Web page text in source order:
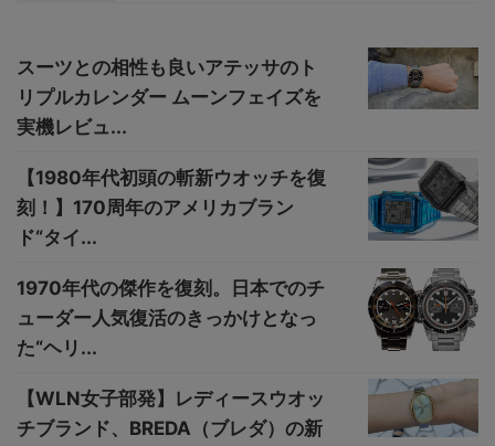
スーツとの相性も良いアテッサのト
リプルカレンダー ムーンフェイズを
実機レビュ...
【1980年代初頭の斬新ウオッチを復
刻！】170周年のアメリカブラン
ド“タイ...
1970年代の傑作を復刻。日本でのチ
ューダー人気復活のきっかけとなっ
た“ヘリ...
【WLN女子部発】レディースウオッ
チブランド、BREDA（ブレダ）の新